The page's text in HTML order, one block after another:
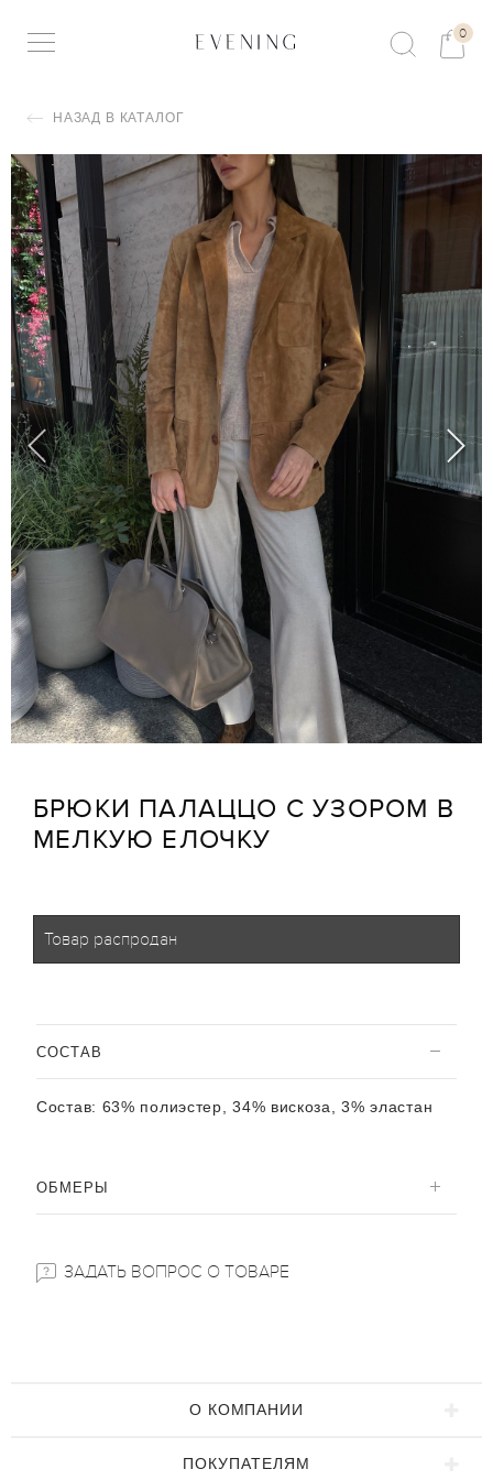
0
НАЗАД В КАТАЛОГ
БРЮКИ ПАЛАЦЦО С УЗОРОМ В
МЕЛКУЮ ЕЛОЧКУ
Товар распродан
CОСТАВ
Состав: 63% полиэстер, 34% вискоза, 3% эластан
ОБМЕРЫ
ЗАДАТЬ ВОПРОС О ТОВАРЕ
О КОМПАНИИ
ПОКУПАТЕЛЯМ